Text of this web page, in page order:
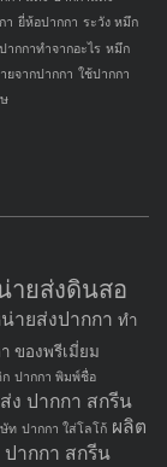
า ยี่ห้อปากกา ระวัง หมึก
ากกาทำจากอะไร หมึก
ยจากปากกา ใช้ปากกา
ายส่งดินสอ
ายส่งปากกา ทำ
ของพรีเมี่ยม
ก ปากกา พิมพ์ชื่อ
ง ปากกา สกรีน
ท ปากกา ใส่โลโก้ ผลิต
ปากกา สกรีน